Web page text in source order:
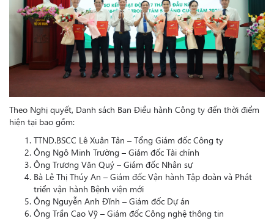
Theo Nghị quyết, Danh sách Ban Điều hành Công ty đến thời điểm
hiện tại bao gồm:
TTND.BSCC Lê Xuân Tân – Tổng Giám đốc Công ty
Ông Ngô Minh Trường – Giám đốc Tài chính
Ông Trương Văn Quý – Giám đốc Nhân sự
Bà Lê Thị Thúy An – Giám đốc Vận hành Tập đoàn và Phát
triển vận hành Bệnh viện mới
Ông Nguyễn Anh Đĩnh – Giám đốc Dự án
Ông Trần Cao Vỹ – Giám đốc Công nghệ thông tin